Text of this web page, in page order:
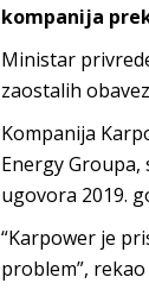
kompanija
Ministar
zaostalih
Kompanija
Energy
ugovora 2019.
“Karpower je
problem”,